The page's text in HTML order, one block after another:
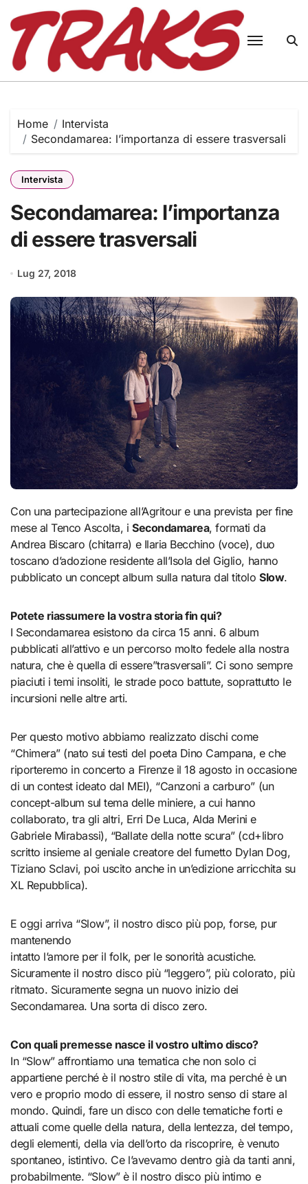
content
Home
Intervista
Secondamarea: l’importanza di essere trasversali
Intervista
Secondamarea: l’importanza
di essere trasversali
Lug 27, 2018
Con una partecipazione all’Agritour e una prevista per fine
mese al Tenco Ascolta, iSecondamarea, formati da
Andrea Biscaro (chitarra) e Ilaria Becchino (voce), duo
toscano d’adozione residente all’Isola del Giglio, hanno
pubblicato un concept album sulla natura dal titoloSlow.
Potete riassumere la vostra storia fin qui?
I Secondamarea esistono da circa 15 anni. 6 album
pubblicati all’attivo e un percorso molto fedele alla nostra
natura, che è quella di essere”trasversali”. Ci sono sempre
piaciuti i temi insoliti, le strade poco battute, soprattutto le
incursioni nelle altre arti.
Per questo motivo abbiamo realizzato dischi come
“Chimera” (nato sui testi del poeta Dino Campana, e che
riporteremo in concerto a Firenze il 18 agosto in occasione
di un contest ideato dal MEI), “Canzoni a carburo” (un
concept-album sul tema delle miniere, a cui hanno
collaborato, tra gli altri, Erri De Luca, Alda Merini e
Gabriele Mirabassi), “Ballate della notte scura” (cd+libro
scritto insieme al geniale creatore del fumetto Dylan Dog,
Tiziano Sclavi, poi uscito anche in un’edizione arricchita su
XL Repubblica).
E oggi arriva “Slow”, il nostro disco più pop, forse, pur
mantenendo
intatto l’amore per il folk, per le sonorità acustiche.
Sicuramente il nostro disco più “leggero”, più colorato, più
ritmato. Sicuramente segna un nuovo inizio dei
Secondamarea. Una sorta di disco zero.
Con quali premesse nasce il vostro ultimo disco?
In “Slow” affrontiamo una tematica che non solo ci
appartiene perché è il nostro stile di vita, ma perché è un
vero e proprio modo di essere, il nostro senso di stare al
mondo. Quindi, fare un disco con delle tematiche forti e
attuali come quelle della natura, della lentezza, del tempo,
degli elementi, della via dell’orto da riscoprire, è venuto
spontaneo, istintivo. Ce l’avevamo dentro già da tanti anni,
probabilmente. “Slow” è il nostro disco più intimo e